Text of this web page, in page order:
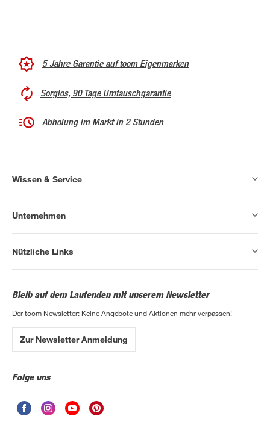
5 Jahre Garantie auf toom Eigenmarken
Sorglos, 90 Tage Umtauschgarantie
Abholung im Markt in 2 Stunden
Wissen & Service
Unternehmen
Nützliche Links
Bleib auf dem Laufenden mit unserem Newsletter
Der toom Newsletter: Keine Angebote und Aktionen mehr verpassen!
Zur Newsletter Anmeldung
Folge uns